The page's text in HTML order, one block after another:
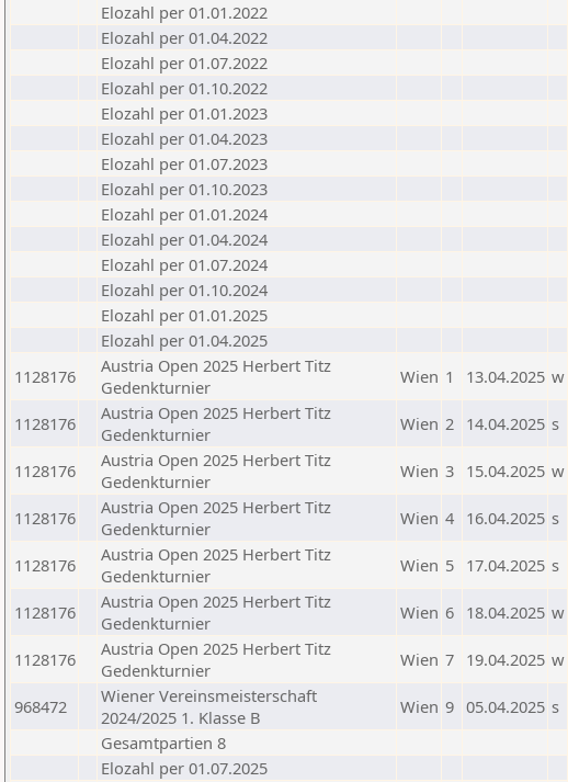
Elozahl per 01.01.2022
Elozahl per 01.04.2022
Elozahl per 01.07.2022
Elozahl per 01.10.2022
Elozahl per 01.01.2023
Elozahl per 01.04.2023
Elozahl per 01.07.2023
Elozahl per 01.10.2023
Elozahl per 01.01.2024
Elozahl per 01.04.2024
Elozahl per 01.07.2024
Elozahl per 01.10.2024
Elozahl per 01.01.2025
Elozahl per 01.04.2025
1128176
Austria Open 2025 Herbert Titz
Gedenkturnier
Wien 1 13.04.2025 w
1128176
Austria Open 2025 Herbert Titz
Gedenkturnier
Wien 2 14.04.2025 s
1128176
Austria Open 2025 Herbert Titz
Gedenkturnier
Wien 3 15.04.2025 w
1128176
Austria Open 2025 Herbert Titz
Gedenkturnier
Wien 4 16.04.2025 s
1128176
Austria Open 2025 Herbert Titz
Gedenkturnier
Wien 5 17.04.2025 s
1128176
Austria Open 2025 Herbert Titz
Gedenkturnier
Wien 6 18.04.2025 w
1128176
Austria Open 2025 Herbert Titz
Gedenkturnier
Wien 7 19.04.2025 w
968472
Wiener Vereinsmeisterschaft
2024/2025 1. Klasse B
Wien 9 05.04.2025 s
Gesamtpartien 8
Elozahl per 01.07.2025